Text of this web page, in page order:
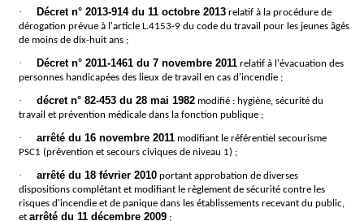
· Décret n° 2013-914 du 11 octobre 2013relatif à la procédure de
dérogation prévue à l'article L.4153-9 du code du travail pour les jeunes âgés
de moins de dix-huit ans ;
· Décret n° 2011-1461 du 7 novembre 2011relatif à l'évacuation des
personnes handicapées des lieux de travail en cas d'incendie ;
· décret n° 82-453 du 28 mai 1982modifié : hygiène, sécurité du
travail et prévention médicale dans la fonction publique ;
· arrêté du 16 novembre 2011modifiant le référentiel secourisme
PSC1 (prévention et secours civiques de niveau 1) ;
· arrêté du 18 février 2010portant approbation de diverses
dispositions complétant et modifiant le règlement de sécurité contre les
risques d'incendie et de panique dans les établissements recevant du public,
et arrêté du 11 décembre 2009;